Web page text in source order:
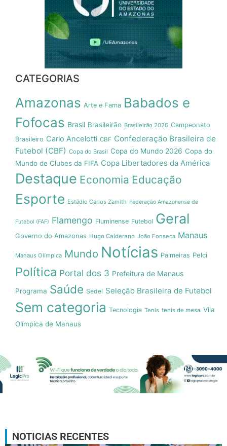
CATEGORIAS
Amazonas Arte e Fama Babados e
Fofocas Brasil Brasileirão Brasileirão 2026 Campeonato
Brasileiro Carlo Ancelotti CBF Confederação Brasileira de
Futebol (CBF) Copa do Brasil Copa do Mundo 2026 Copa do
Mundo de Clubes da FIFA Copa Libertadores da América
Destaque Economia Educação
Esporte Estádio Carlos Zamith Federação Amazonense de
Futebol (FAF) Flamengo Fluminense Futebol Geral
Governo do Amazonas Hugo Calderano João Fonseca Manaus
Manaus Olímpica Mundo Notícias Palmeiras Pelci
Política Portal dos 3 Prefeitura de Manaus
Programa Saúde Sedel Seleção Brasileira de Futebol
Sem categoria Tecnologia Tenis tenis de mesa Vila
Olímpica de Manaus
NOTICIAS RECENTES